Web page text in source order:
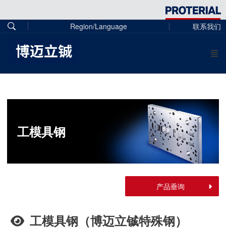
Region/Language 联系我们
工模具钢
产品垂询
工模具钢（博迈立铖特殊钢）